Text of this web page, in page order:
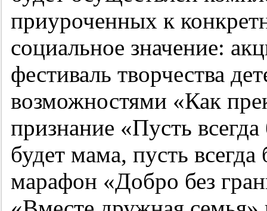
приуроченных к
социальное значение:
фестиваль творчества
возможностями «Как
признание «Пусть всегда
будет мама, пусть
марафон «Добро без